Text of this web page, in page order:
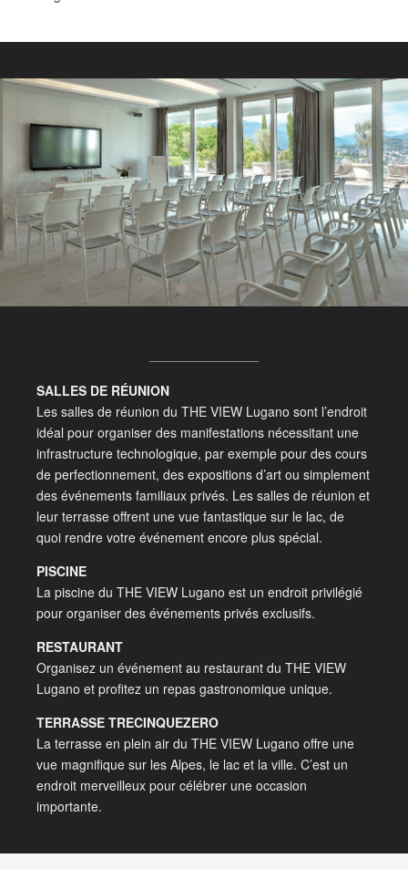
SALLES DE RÉUNION
Les salles de réunion du THE VIEW Lugano sont l’endroit
idéal pour organiser des manifestations nécessitant une
infrastructure technologique, par exemple pour des cours
de perfectionnement, des expositions d’art ou simplement
des événements familiaux privés. Les salles de réunion et
leur terrasse offrent une vue fantastique sur le lac, de
quoi rendre votre événement encore plus spécial.
PISCINE
La piscine du THE VIEW Lugano est un endroit privilégié
pour organiser des événements privés exclusifs.
RESTAURANT
Organisez un événement au restaurant du THE VIEW
Lugano et profitez un repas gastronomique unique.
TERRASSE TRECINQUEZERO
La terrasse en plein air du THE VIEW Lugano offre une
vue magnifique sur les Alpes, le lac et la ville. C’est un
endroit merveilleux pour célébrer une occasion
importante.
RÉSERVEZ